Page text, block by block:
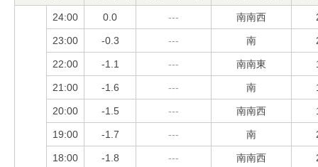
24:00 0.0 --- 南南西
23:00 -0.3 --- 南
22:00 -1.1 --- 南南東
21:00 -1.6 --- 南
20:00 -1.5 --- 南南西
19:00 -1.7 --- 南
18:00 -1.8 --- 南南西